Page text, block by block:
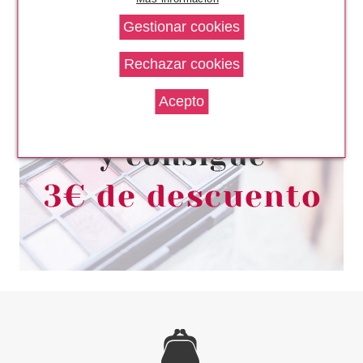
CLARINS
COLLAGEN PARA TODO TIPO
Pvr 105.00€
-54%
desde
48.22€
CLARINS